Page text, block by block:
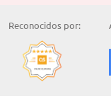
Reconocidos por: